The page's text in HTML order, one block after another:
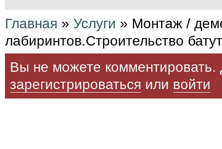
Главная » Услуги » Монтаж /
лабиринтов.Строительство
Вы не можете комментировать.
зарегистрироваться или войти